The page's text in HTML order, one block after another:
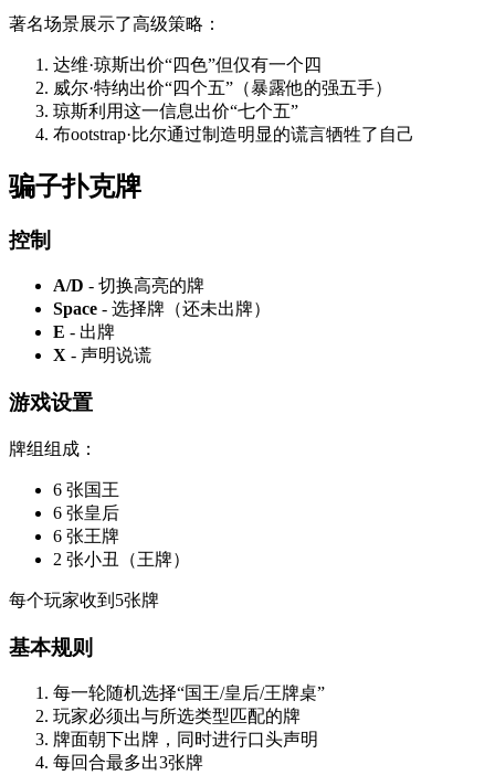
著名场景展示了高级策略：
达维·琼斯出价“四色”但仅有一个四
威尔·特纳出价“四个五”（暴露他的强五手）
琼斯利用这一信息出价“七个五”
布ootstrap·比尔通过制造明显的谎言牺牲了自己
骗子扑克牌
控制
A/D - 切换高亮的牌
Space - 选择牌（还未出牌）
E - 出牌
X - 声明说谎
游戏设置
牌组组成：
6 张国王
6 张皇后
6 张王牌
2 张小丑（王牌）
每个玩家收到5张牌
基本规则
每一轮随机选择“国王/皇后/王牌桌”
玩家必须出与所选类型匹配的牌
牌面朝下出牌，同时进行口头声明
每回合最多出3张牌